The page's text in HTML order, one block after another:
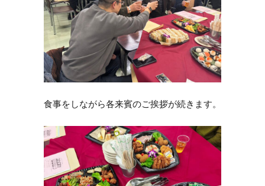
食事をしながら各来賓のご挨拶が続きます。